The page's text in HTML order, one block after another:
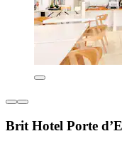
Brit Hotel Porte